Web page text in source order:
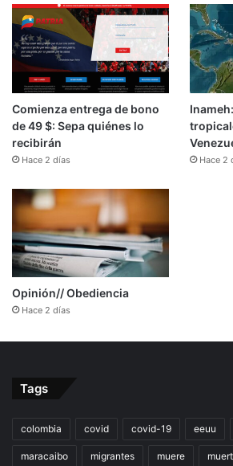
Comienza entrega de bono
de 49 $: Sepa quiénes lo
recibirán
Hace 2 días Hace 2
Opinión// Obediencia
Hace 2 días
Tags
colombia covid covid-19 eeuu
maracaibo migrantes muere